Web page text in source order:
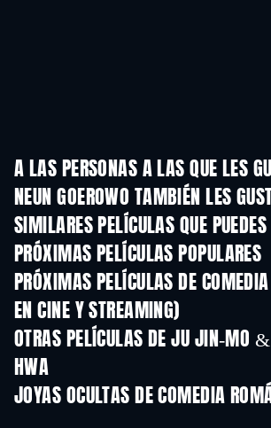
A LAS PERSONAS A LAS QUE LES
NEUN GOEROWO TAMBIÉN LES
SIMILARES PELÍCULAS QUE
PRÓXIMAS PELÍCULAS POPULARES
PRÓXIMAS PELÍCULAS DE
EN CINE Y STREAMING)
OTRAS PELÍCULAS DE JU JIN-MO
HWA
JOYAS OCULTAS DE COMEDIA